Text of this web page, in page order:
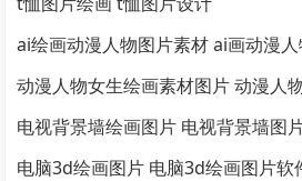
ai绘画动漫人物图片素材 ai画动漫
动漫人物女生绘画素材图片 动漫人
电视背景墙绘画图片 电视背景墙图
电脑3d绘画图片 电脑3d绘画图片软